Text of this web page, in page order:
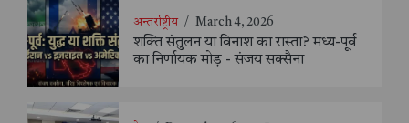
अन्तर्राष्ट्रीय / March 4, 2026
शक्ति संतुलन या विनाश का रास्ता? मध्य-पूर्व
का निर्णायक मोड़ - संजय सक्सैना